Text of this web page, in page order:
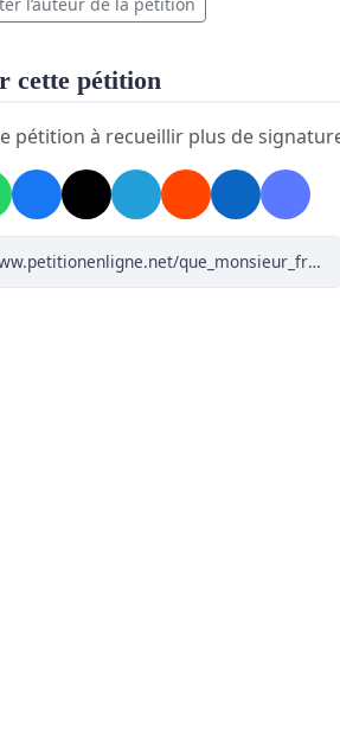
nous soutenir dans cette
à notre pétition.
cette pétition
pétition à recueillir plus de